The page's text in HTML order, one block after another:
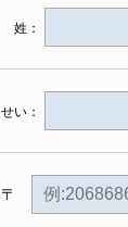
姓：
せい：
〒